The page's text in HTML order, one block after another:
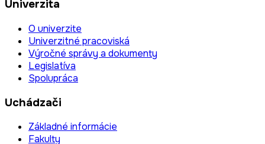
Univerzita
O univerzite
Univerzitné pracoviská
Výročné správy a dokumenty
Legislatíva
Spolupráca
Uchádzači
Základné informácie
Fakulty